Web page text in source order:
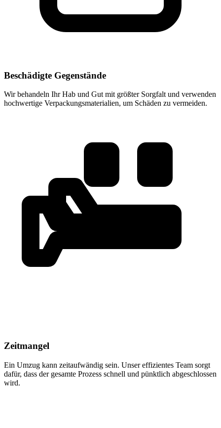
Beschädigte Gegenstände
Wir behandeln Ihr Hab und Gut mit größter Sorgfalt und verwenden
hochwertige Verpackungsmaterialien, um Schäden zu vermeiden.
Zeitmangel
Ein Umzug kann zeitaufwändig sein. Unser effizientes Team sorgt
dafür, dass der gesamte Prozess schnell und pünktlich abgeschlossen
wird.